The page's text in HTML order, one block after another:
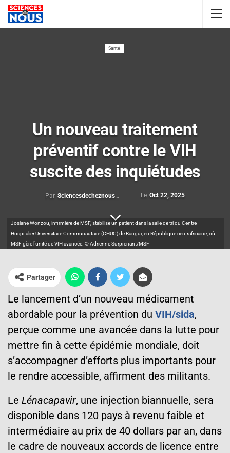
Santé
Un nouveau traitement
préventif contre le VIH
suscite des inquiétudes
Par Sciencesdecheznous@gmail.com Le Oct 22, 2025
Josiane Wonzou, infirmière de MSF, stabilise un patient dans la salle de tri du Centre
Hospitalier Universitaire Communautaire (CHUC) de Bangui, en République centrafricaine, où
MSF gère l’unité de VIH avancée. © Adrienne Surprenant/MSF
Partager
Le lancement d’un nouveau médicament
abordable pour la prévention du VIH/sida,
perçue comme une avancée dans la lutte pour
mettre fin à cette épidémie mondiale, doit
s’accompagner d’efforts plus importants pour
le rendre accessible, affirment des militants.
Le Lénacapavir, une injection biannuelle, sera
disponible dans 120 pays à revenu faible et
intermédiaire au prix de 40 dollars par an, dans
le cadre de nouveaux accords de licence entre